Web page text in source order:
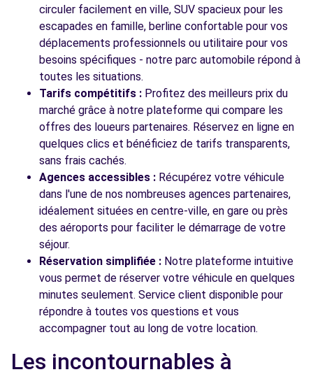
Voir toutes les agences
circuler facilement en ville, SUV spacieux pour les
escapades en famille, berline confortable pour vos
déplacements professionnels ou utilitaire pour vos
besoins spécifiques - notre parc automobile répond à
toutes les situations.
Tarifs compétitifs : Profitez des meilleurs prix du
marché grâce à notre plateforme qui compare les
offres des loueurs partenaires. Réservez en ligne en
quelques clics et bénéficiez de tarifs transparents,
sans frais cachés.
Agences accessibles : Récupérez votre véhicule
dans l'une de nos nombreuses agences partenaires,
idéalement situées en centre-ville, en gare ou près
des aéroports pour faciliter le démarrage de votre
séjour.
Réservation simplifiée : Notre plateforme intuitive
vous permet de réserver votre véhicule en quelques
minutes seulement. Service client disponible pour
répondre à toutes vos questions et vous
accompagner tout au long de votre location.
Les incontournables à